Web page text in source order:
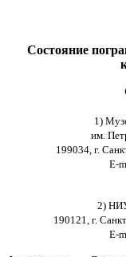
Состояние
1)
им.
199034, г.
E-
2)
190121, г.
E-